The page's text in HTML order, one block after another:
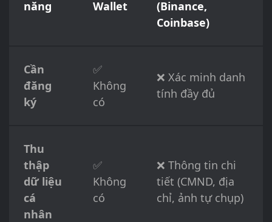
năng
Wallet
(Binance,
Coinbase)
Cần
đăng
ký
✅
Không
có
❌ Xác minh danh
tính đầy đủ
Thu
thập
dữ liệu
cá
nhân
✅
Không
có
❌ Thông tin chi
tiết (CMND, địa
chỉ, ảnh tự chụp)